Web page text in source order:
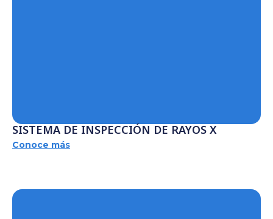
SISTEMA DE INSPECCIÓN DE RAYOS X
Conoce más